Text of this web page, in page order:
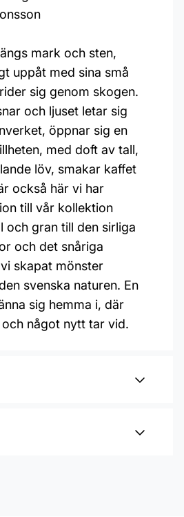
mark och sten,
uppåt med sina små
sig genom skogen.
och ljuset letar sig
öppnar sig en
med doft av tall,
löv, smakar kaffet
också här vi har
till vår kollektion
och gran till den sirliga
och det snåriga
skapat mönster
svenska naturen. En
sig hemma i, där
något nytt tar vid.